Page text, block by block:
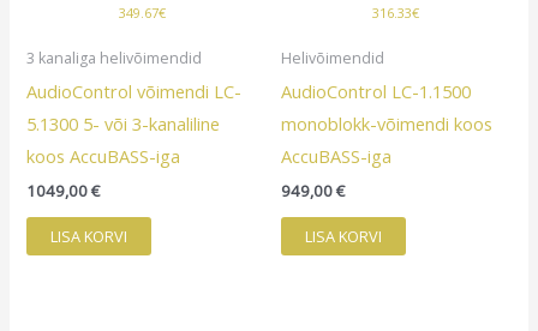
349.67€
3 kanaliga helivõimendid
AudioControl võimendi LC-
5.1300 5- või 3-kanaliline
koos AccuBASS-iga
1049,00€
LISA KORVI
316.33€
Helivõimendid
AudioControl LC-1.1500
monoblokk-võimendi koos
AccuBASS-iga
949,00€
LISA KORVI